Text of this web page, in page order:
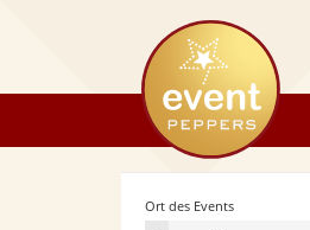
eventpeppers
Ort des Events
Radius